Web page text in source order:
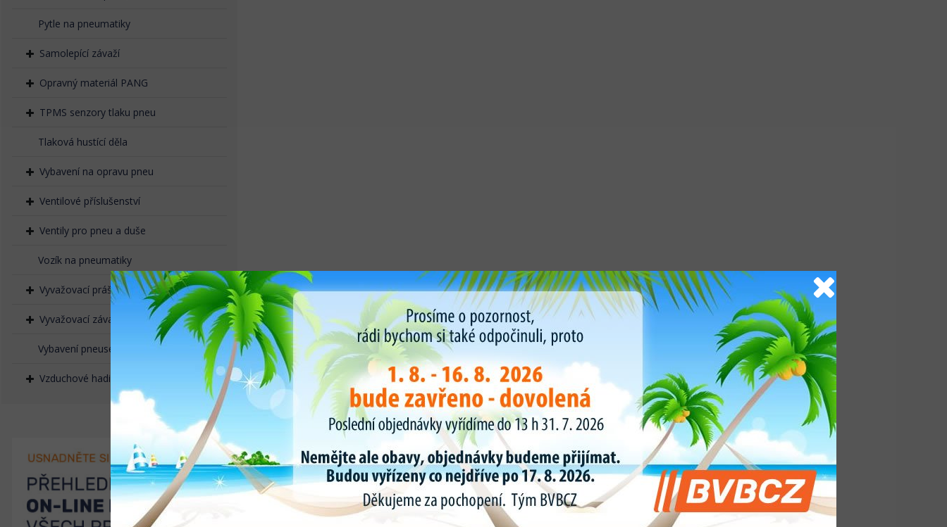
Pytle na pneumatiky
Samolepící závaží
Opravný materiál PANG
TPMS senzory tlaku pneu
Tlaková hustící děla
Vybavení na opravu pneu
Ventilové příslušenství
Ventily pro pneu a duše
Vozík na pneumatiky
Vyvažovací prášek, granulát
Vyvažovací závaží naklepávací
Vybavení pneuservisů
Vzduchové hadice, rychlospojky